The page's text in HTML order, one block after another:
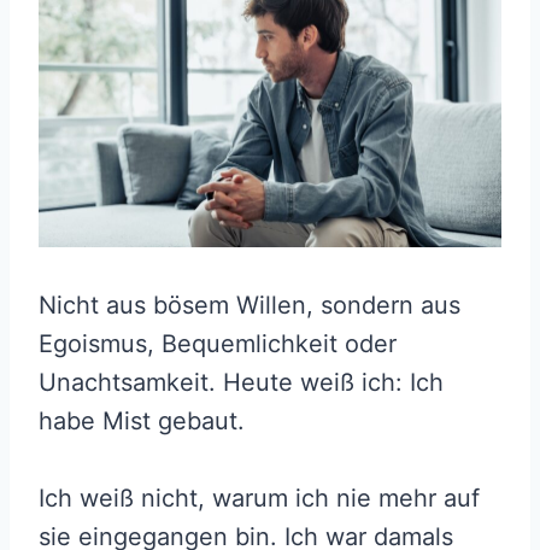
Nicht aus bösem Willen, sondern aus
Egoismus, Bequemlichkeit oder
Unachtsamkeit. Heute weiß ich: Ich
habe Mist gebaut.
Ich weiß nicht, warum ich nie mehr auf
sie eingegangen bin. Ich war damals